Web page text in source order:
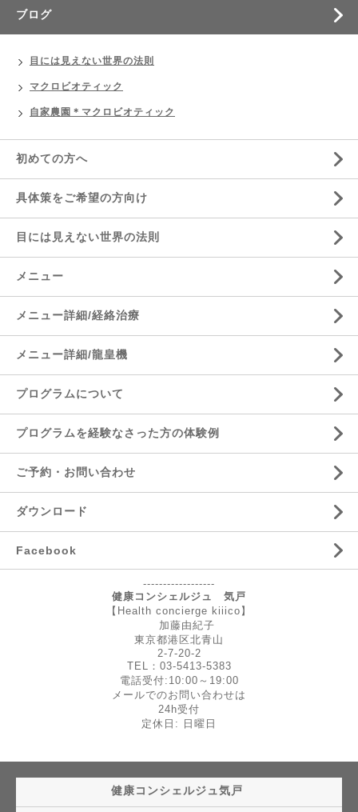
ブログ
目には見えない世界の法則
マクロビオティック
自家農園＊マクロビオティック
初めての方へ
具体策をご希望の方向け
目には見えない世界の法則
メニュー
メニュー詳細/経絡治療
メニュー詳細/龍皇機
プログラムについて
プログラムを経験なさった方の体験例
ご予約・お問い合わせ
ダウンロード
Facebook
------------------
健康コンシェルジュ 気戸
【Health concierge kiiico】
加藤由紀子
東京都港区北青山
2-7-20-2
TEL：03-5413-5383
電話受付:10:00～19:00
メールでのお問い合わせは
24h受付
定休日: 日曜日
健康コンシェルジュ気戸